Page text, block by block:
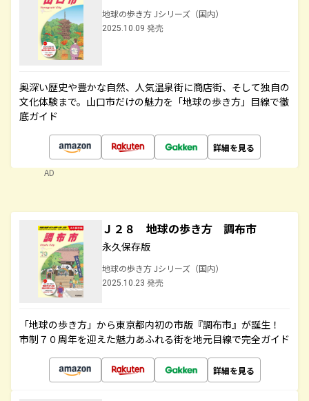
地球の歩き方 Jシリーズ（国内）
2025.10.09 発売
奥深い歴史や豊かな自然、人気温泉街に商店街、そして独自の
文化体験まで。山口市だけの魅力を「地球の歩き方」目線で徹
底ガイド
詳細を見る
AD
Ｊ２８ 地球の歩き方 調布市
永久保存版
地球の歩き方 Jシリーズ（国内）
2025.10.23 発売
「地球の歩き方」から東京都内初の市版『調布市』が誕生！
市制７０周年を迎えた魅力あふれる街を地元目線で完全ガイド
詳細を見る